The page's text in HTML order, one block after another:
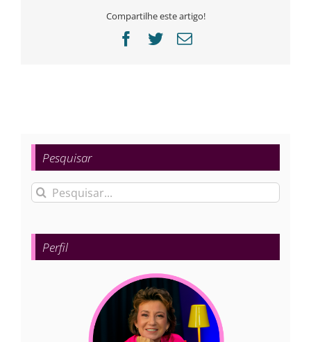
Compartilhe este artigo!
Facebook
Twitter
E-
Pesquisar
Buscar
para:
Perfil